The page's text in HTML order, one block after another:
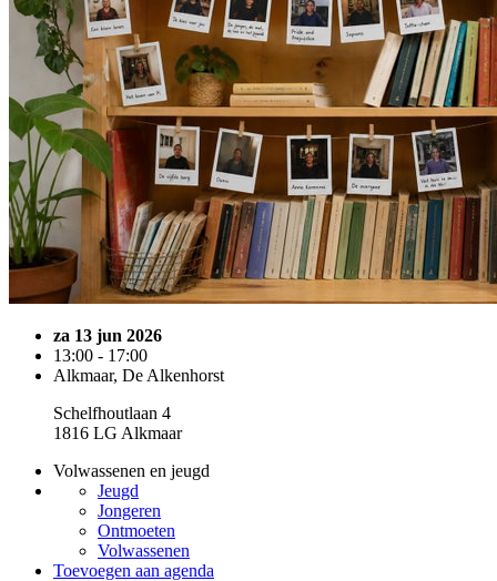
za 13 jun 2026
13:00 - 17:00
Alkmaar, De Alkenhorst
Schelfhoutlaan 4
1816 LG Alkmaar
Volwassenen en jeugd
Jeugd
Jongeren
Ontmoeten
Volwassenen
Toevoegen aan agenda